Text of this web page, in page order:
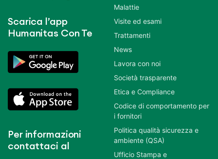
Scarica l’app
Humanitas Con Te
Per informazioni
contattaci al
Malattie
Visite ed esami
Trattamenti
News
Lavora con noi
Società trasparente
Etica e Compliance
Codice di comportamento per
i fornitori
Politica qualità sicurezza e
ambiente (QSA)
Ufficio Stampa e